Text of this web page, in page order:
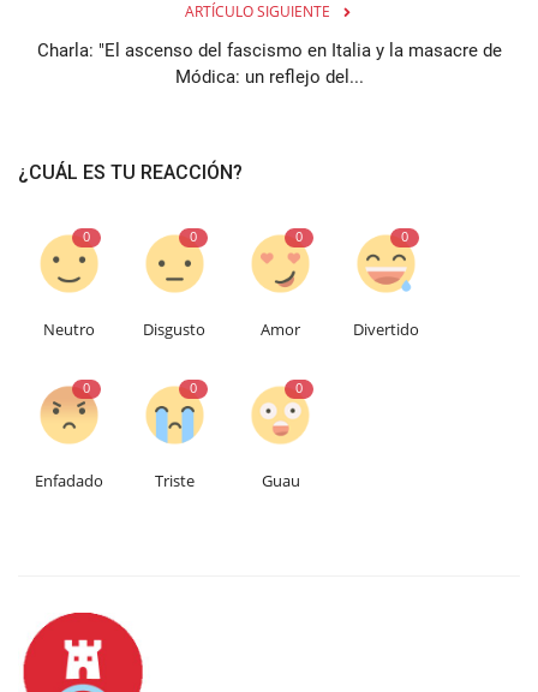
ARTÍCULO SIGUIENTE
Charla: "El ascenso del fascismo en Italia y la masacre de
Módica: un reflejo del...
¿CUÁL ES TU REACCIÓN?
0
Neutro
0
Disgusto
0
Amor
0
Divertido
0
Enfadado
0
Triste
0
Guau